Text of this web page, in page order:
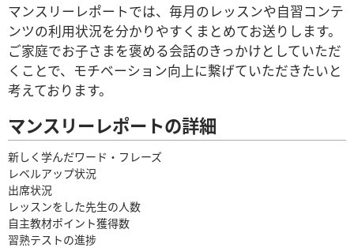
マンスリーレポートでは、毎月のレッスンや自習コンテ
ンツの利用状況を分かりやすくまとめてお送りします。
ご家庭でお子さまを褒める会話のきっかけとしていただ
くことで、モチベーション向上に繋げていただきたいと
考えております。
マンスリーレポートの詳細
新しく学んだワード・フレーズ
レベルアップ状況
出席状況
レッスンをした先生の人数
自主教材ポイント獲得数
習熟テストの進捗